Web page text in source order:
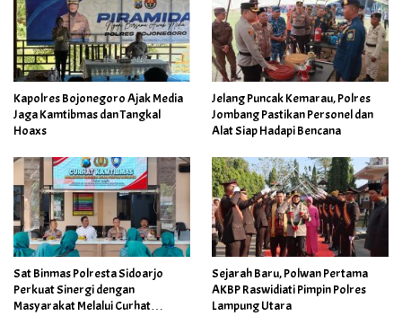
Kapolres Bojonegoro Ajak Media
Jaga Kamtibmas dan Tangkal
Hoaxs
Jelang Puncak Kemarau, Polres
Jombang Pastikan Personel dan
Alat Siap Hadapi Bencana
Sat Binmas Polresta Sidoarjo
Perkuat Sinergi dengan
Masyarakat Melalui Curhat
Sejarah Baru, Polwan Pertama
AKBP Raswidiati Pimpin Polres
Lampung Utara